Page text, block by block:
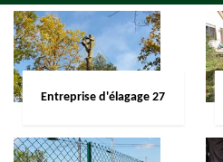
Entreprise d'élagage 27